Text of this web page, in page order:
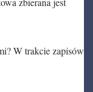
W trakcie zapisów